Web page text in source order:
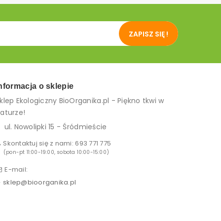
ZAPISZ SIĘ !
o sklepie
Ekologiczny BioOrganika.pl - Piękno tkwi w
ul. Nowolipki 15 - Śródmieście
Skontaktuj się z nami:693 771 775
(pon-pt 11:00-19:00, sobota 10:00-15:00)
E-mail:
sklep@bioorganika.pl